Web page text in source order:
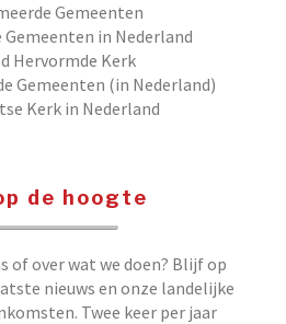
Gemeenten
in Nederland
Hervormde Kerk
Gemeenten (in Nederland)
Kerk in Nederland
de hoogte
of over wat we doen? Blijf op
nieuws en onze landelijke
Twee keer per jaar